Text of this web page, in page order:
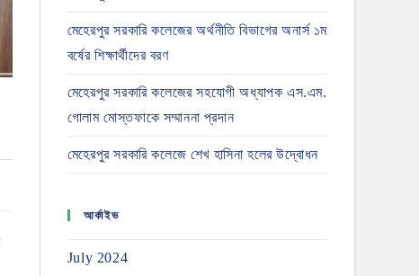
মেহেরপুর সরকারি কলেজের অর্থনীতি বিভাগের অনার্স ১ম
বর্ষের শিক্ষার্থীদের বরণ
মেহেরপুর সরকারি কলেজের সহযোগী অধ্যাপক এস.এম.
গোলাম মোস্তফাকে সম্মাননা প্রদান
মেহেরপুর সরকারি কলেজে শেখ হাসিনা হলের উদ্বোধন
আর্কাইভ
July 2024